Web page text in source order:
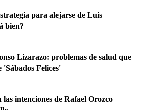
para alejarse de Luis
bien?
Lizarazo: problemas de salud que
'Sábados Felices'
las intenciones de Rafael Orozco